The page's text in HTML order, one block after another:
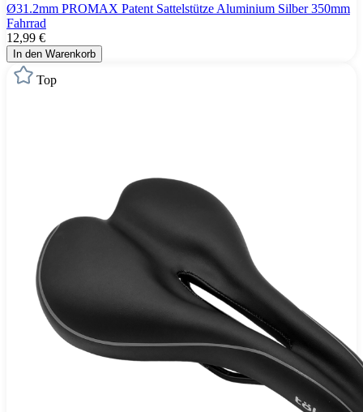
Ø31.2mm PROMAX Patent Sattelstütze Aluminium Silber 350mm
Fahrrad
12,99 €
In den Warenkorb
Top